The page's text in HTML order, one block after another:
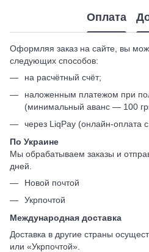
Оплата
Оформляя заказ на сайте, вы
следующих способов:
на расчётный счёт;
наложенным платежом при
(минимальный аванс — 100
через LiqPay (онлайн-оплата
По Украине
Мы обрабатываем заказы и
дней.
Новой почтой
Укрпочтой
Международная доставка
Доставка в другие страны
или «Укрпочтой».